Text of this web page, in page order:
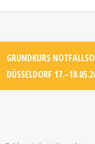
GRUNDKURS
DÜSSELDORF